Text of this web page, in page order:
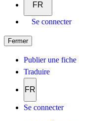
FR
Se connecter
Fermer
Publier une fiche
Traduire
FR
Se connecter